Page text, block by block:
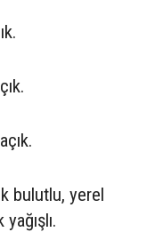
bulutlu, yerel